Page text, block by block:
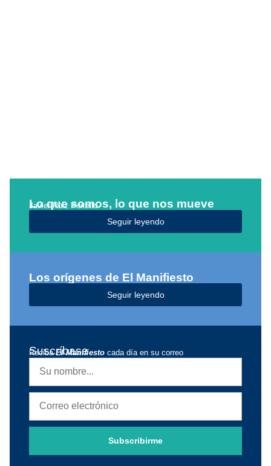
Lo que somos, lo que nos mueve
Javier Ruiz Portella
Seguir leyendo
Los orígenes de El Manifiesto
Seguir leyendo
Suscríbase
RecibaEl Manifiesto cada día en su correo
Subscribirme